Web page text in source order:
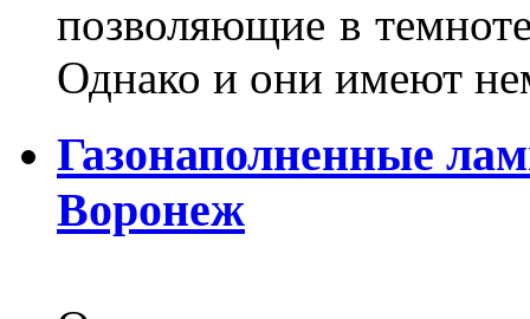
позволяющие в
Однако и они имеют
Газонаполненные
Воронеж